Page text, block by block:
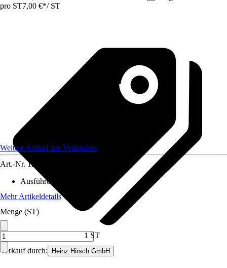
pro ST7,00 €*/ ST
Verkauf durch: Heinz Hirsch GmbH
Weitere Artikel des Verkäufers
Art.-Nr. 12136630
Ausführung
Mehr Artikeldetails
Menge (ST)
1 ST